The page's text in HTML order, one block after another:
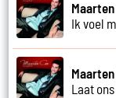
Ik voel
Laat